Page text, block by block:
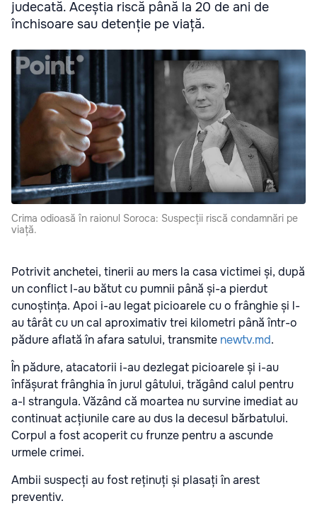
judecată. Aceștia riscă până la 20 de ani de
închisoare sau detenție pe viață.
Crima odioasă în raionul Soroca: Suspecții riscă condamnări pe
viață.
Potrivit anchetei, tinerii au mers la casa victimei și, după
un conflict l-au bătut cu pumnii până și-a pierdut
cunoștința. Apoi i-au legat picioarele cu o frânghie și l-
au târât cu un cal aproximativ trei kilometri până într-o
pădure aflată în afara satului, transmite newtv.md.
În pădure, atacatorii i-au dezlegat picioarele și i-au
înfășurat frânghia în jurul gâtului, trăgând calul pentru
a-l strangula. Văzând că moartea nu survine imediat au
continuat acțiunile care au dus la decesul bărbatului.
Corpul a fost acoperit cu frunze pentru a ascunde
urmele crimei.
Ambii suspecți au fost reținuți și plasați în arest
preventiv.